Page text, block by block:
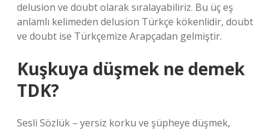
delusion ve doubt olarak sıralayabiliriz. Bu üç eş
anlamlı kelimeden delusion Türkçe kökenlidir, doubt
ve doubt ise Türkçemize Arapçadan gelmiştir.
Kuşkuya düşmek ne demek
TDK?
Sesli Sözlük – yersiz korku ve şüpheye düşmek,